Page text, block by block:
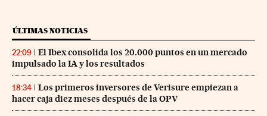
ÚLTIMAS NOTICIAS
22:09
El Ibex consolida los 20.000 puntos en un mercado
impulsado la IA y los resultados
18:34
Los primeros inversores de Verisure empiezan a
hacer caja diez meses después de la OPV